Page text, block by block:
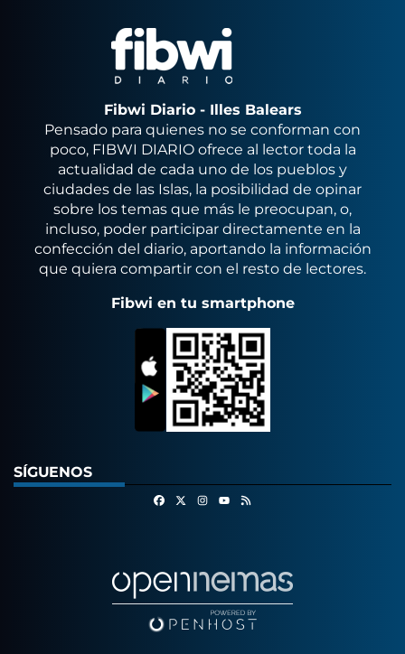
Fibwi Diario - Illes Balears
Pensado para quienes no se conforman con
poco, FIBWI DIARIO ofrece al lector toda la
actualidad de cada uno de los pueblos y
ciudades de las Islas, la posibilidad de opinar
sobre los temas que más le preocupan, o,
incluso, poder participar directamente en la
confección del diario, aportando la información
que quiera compartir con el resto de lectores.
Fibwi en tu smartphone
SÍGUENOS
FacebookInstagram